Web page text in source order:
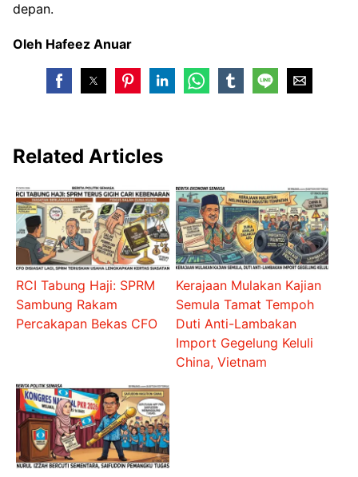
depan.
Oleh Hafeez Anuar
Related Articles
RCI Tabung Haji: SPRM
Sambung Rakam
Percakapan Bekas CFO
Kerajaan Mulakan Kajian
Semula Tamat Tempoh
Duti Anti-Lambakan
Import Gegelung Keluli
China, Vietnam